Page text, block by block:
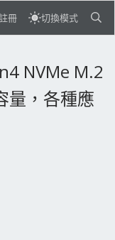
冊 切換模式
NVMe M.2
量，各種應